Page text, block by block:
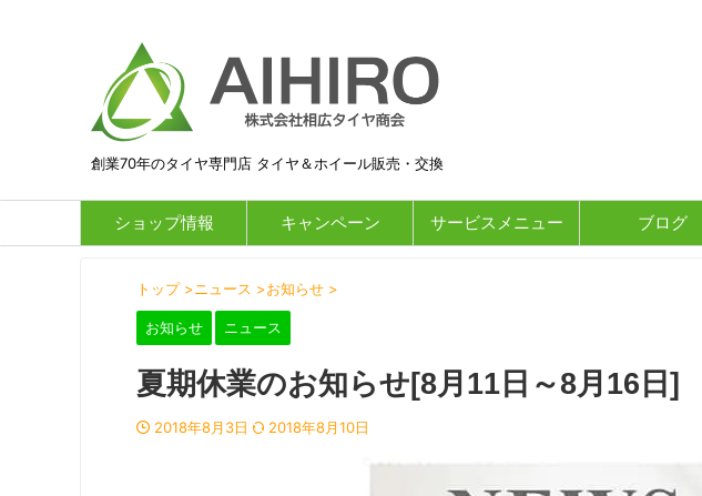
創業70年のタイヤ専門店 タイヤ＆ホイール販売・交換
ショップ情報 キャンペーン サービスメニュー ブログ
トップ >ニュース >お知らせ >
お知らせ ニュース
夏期休業のお知らせ[8月11日～8月16日]
2018年8月3日 2018年8月10日